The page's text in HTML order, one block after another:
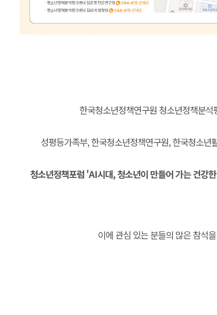
한국청소년정책연구원 청소년정책분
성평등가족부, 한국청소년정책연구원, 한국청소년
청소년정책포럼 'AI시대, 청소년이 만들어 가는 건강
이에 관심 있는 분들의 많은 참석